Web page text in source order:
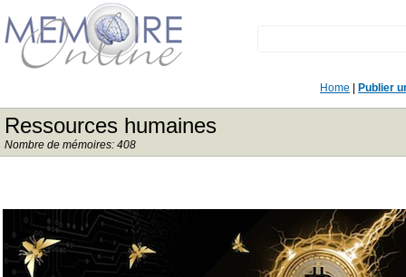
Home Publier
Ressources humaines
Nombre de mémoires: 408